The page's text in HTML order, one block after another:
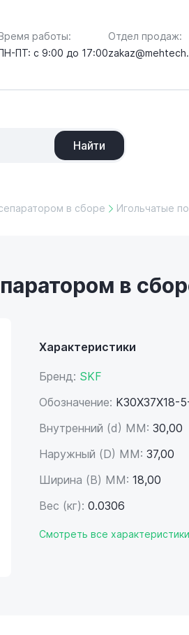
Время работы:
ПН-ПТ: с 9:00 до 17:00
Отдел продаж:
Найти
в сборе Игольчатые
в
Характеристики
Бренд: SKF
Обозначение: K30X37X18-
Внутренний (d) ММ: 30,00
Наружный (D) ММ: 37,00
Ширина (B) MM: 18,00
Вес (кг): 0.0306
Смотреть все характеристики